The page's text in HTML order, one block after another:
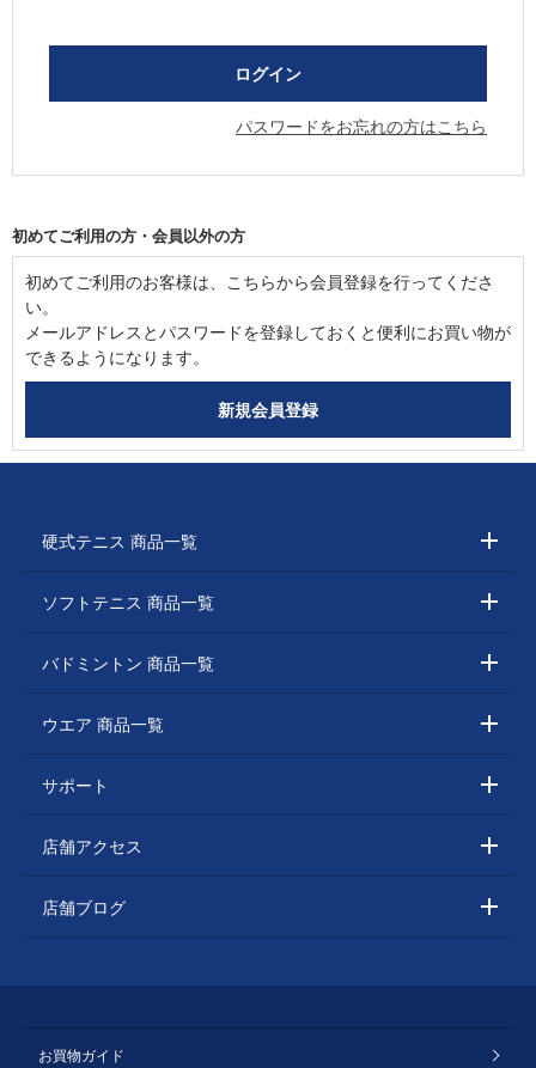
パスワードをお忘れの方はこちら
初めてご利用の方・会員以外の方
初めてご利用のお客様は、こちらから会員登録を行ってくださ
い。
メールアドレスとパスワードを登録しておくと便利にお買い物が
できるようになります。
硬式テニス 商品一覧
ソフトテニス 商品一覧
バドミントン 商品一覧
ウエア 商品一覧
サポート
店舗アクセス
店舗ブログ
お買物ガイド